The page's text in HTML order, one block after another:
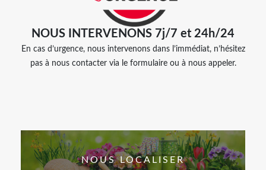
NOUS INTERVENONS 7j/7 et 24h/24
En cas d’urgence, nous intervenons dans l’immédiat, n’hésitez
pas à nous contacter via le formulaire ou à nous appeler.
NOUS LOCALISER